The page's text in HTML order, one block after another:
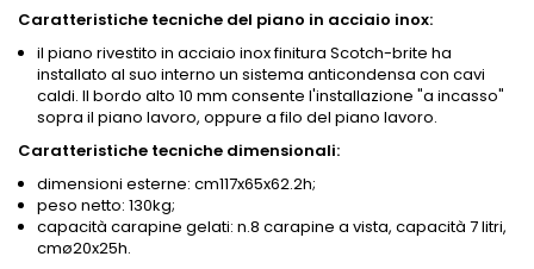
Caratteristiche tecniche del piano in acciaio inox:
il piano rivestito in acciaio inox finitura Scotch-brite ha
installato al suo interno un sistema anticondensa con cavi
caldi. Il bordo alto 10 mm consente l'installazione "a incasso"
sopra il piano lavoro, oppure a filo del piano lavoro.
Caratteristiche tecniche dimensionali:
dimensioni esterne: cm117x65x62.2h;
peso netto: 130kg;
capacità carapine gelati: n.8 carapine a vista, capacità 7 litri,
cmø20x25h.